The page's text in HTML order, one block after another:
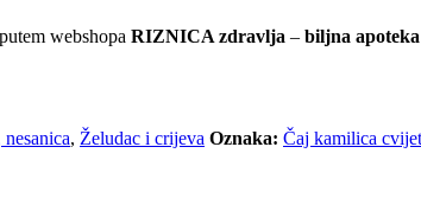
putem webshopa RIZNICA zdravlja – biljna
, Želudac i crijeva Oznaka: Čaj kamilica cvijet